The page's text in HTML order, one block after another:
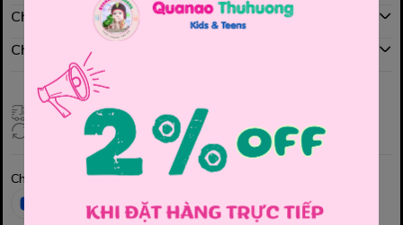
Chính sách mua hàng
Chính sách đổi hàng
Giao hàng toàn quốc
Đổi hàng 3 ngày (HCM), 7 ngày (Tỉnh)
Chia sẻ